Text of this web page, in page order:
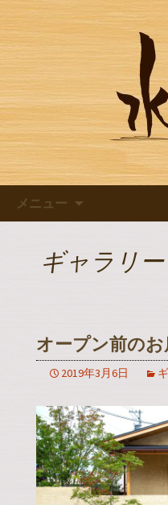
豊田市浄水
豊田市浄水の【
メニュー
ギャラリー
オープン前のお
2019年3月6日